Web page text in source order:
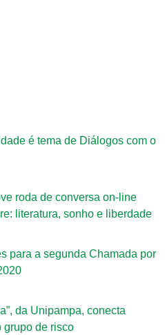
é tema de Diálogos com o
roda de conversa on-line
literatura, sonho e liberdade
para a segunda Chamada por
da Unipampa, conecta
grupo de risco